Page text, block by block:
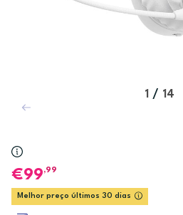
1 / 14
99,99
Melhor preço últimos 30 dias